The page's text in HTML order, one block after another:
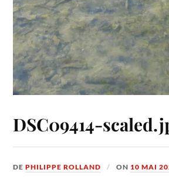
DSC09414-
DEPHILIPPE ROLLAND ON 10 MAI